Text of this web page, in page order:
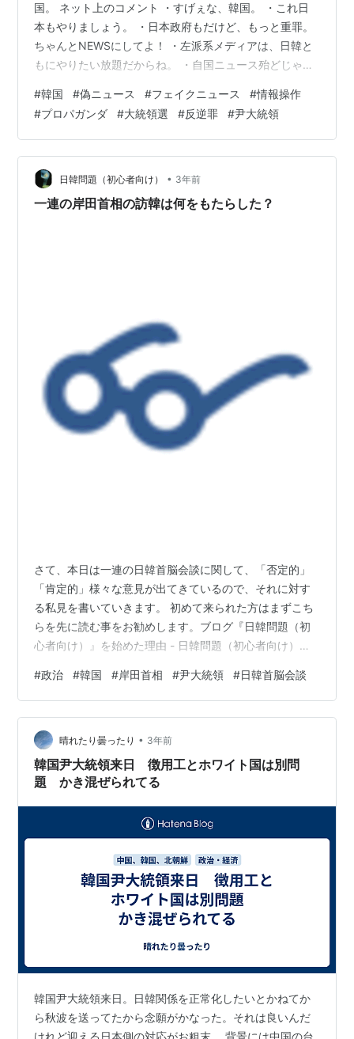
国。 ネット上のコメント ・すげぇな、韓国。 ・これ日
本もやりましょう。 ・日本政府もだけど、もっと重罪。
ちゃんとNEWSにしてよ！ ・左派系メディアは、日韓と
もにやりたい放題だからね。 ・自国ニュース殆どじゃ
#韓国 #偽ニュース #フェイクニュース #情報操作
#プロパガンダ #大統領選 #反逆罪 #尹大統領
日韓問題（初心者向け） • 3年前
一連の岸田首相の訪韓は何をもたらした？
さて、本日は一連の日韓首脳会談に関して、「否定的」
「肯定的」様々な意見が出てきているので、それに対す
る私見を書いていきます。 初めて来られた方はまずこち
らを先に読む事をお勧めします。ブログ『日韓問題（初
心者向け）』を始めた理由 - 日韓問題（初心者向け）注
に扱っています・当ブログのスタンスは「価値観に善悪
や優劣は存在しない」というものです・相手が不法を働
いているからと、こちらが不法をして良い理由にはなり
ません・自身の常識が相手にとっても常識とは限りませ
ん、「他者がそれを見たらどう思うか」という客観性を
常に持ちましょう・日常生活で注意する程度に…
#政治 #韓国 #岸田首相 #尹大統領 #日韓首脳会談
晴れたり曇ったり • 3年前
韓国尹大統領来日 徴用工とホワイト国は別問
題 かき混ぜられてる
韓国尹大統領来日。日韓関係を正常化したいとかねてか
ら秋波を送ってたから念願がかなった。それは良いんだ
けれど迎える日本側の対応がお粗末。 背景には中国の台